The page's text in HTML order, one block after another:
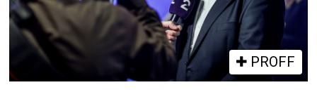
PROFF